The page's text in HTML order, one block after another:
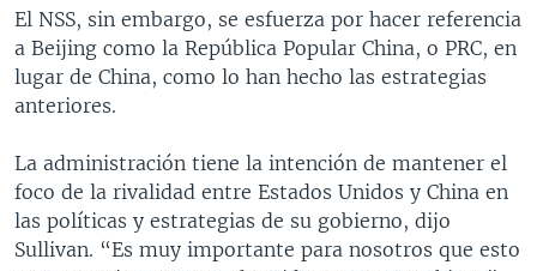
El NSS, sin embargo, se esfuerza por hacer referencia
a Beijing como la República Popular China, o PRC, en
lugar de China, como lo han hecho las estrategias
anteriores.
La administración tiene la intención de mantener el
foco de la rivalidad entre Estados Unidos y China en
las políticas y estrategias de su gobierno, dijo
Sullivan. “Es muy importante para nosotros que esto